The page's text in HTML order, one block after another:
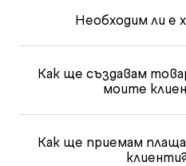
Необходим ли е
Как ще създавам
моите
Как ще приемам
клиенти?